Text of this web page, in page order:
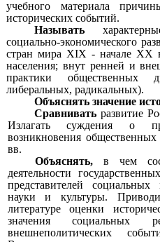
учебного материала
исторических событий.
Называть
социально-экономического
стран мира XIX - начале XX
населения; внут ренней и
практики общественных
либеральных, радикальных).
Объяснять значение
Сравниватьразвитие
Излагать суждения о
возникновения
вв.
Объяснять,в чем
деятельности
представителей
науки и культуры.
литературе оценки
значения социальных
внешнеполитических